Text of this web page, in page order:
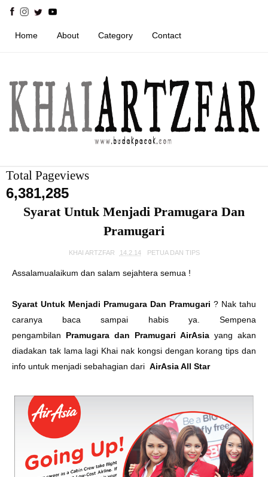
Home About Category Contact
Total Pageviews
6,381,285
Syarat Untuk Menjadi Pramugara Dan
Pramugari
KHAI ARTZFAR 14.2.14 PETUA DAN TIPS
Assalamualaikum dan salam sejahtera semua !
Syarat Untuk Menjadi Pramugara Dan Pramugari ? Nak tahu
caranya baca sampai habis ya. Sempena
pengambilan Pramugara dan Pramugari AirAsia yang akan
diadakan tak lama lagi Khai nak kongsi dengan korang tips dan
info untuk menjadi sebahagian dari AirAsia All Star